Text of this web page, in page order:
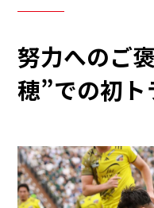
努力へのご
穂”での初ト